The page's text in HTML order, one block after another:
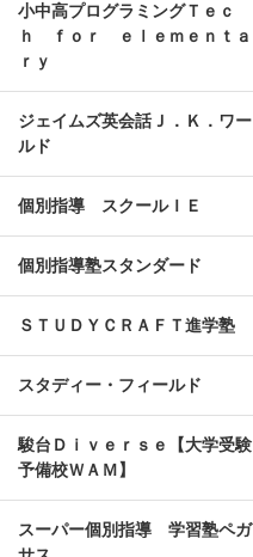
小中高プログラミングＴｅｃ
ｈ ｆｏｒ ｅｌｅｍｅｎｔａ
ｒｙ
ジェイムズ英会話Ｊ．Ｋ．ワー
ルド
個別指導 スクールＩＥ
個別指導塾スタンダード
ＳＴＵＤＹＣＲＡＦＴ進学塾
スタディー・フィールド
駿台Ｄｉｖｅｒｓｅ【大学受験
予備校ＷＡＭ】
スーパー個別指導 学習塾ペガ